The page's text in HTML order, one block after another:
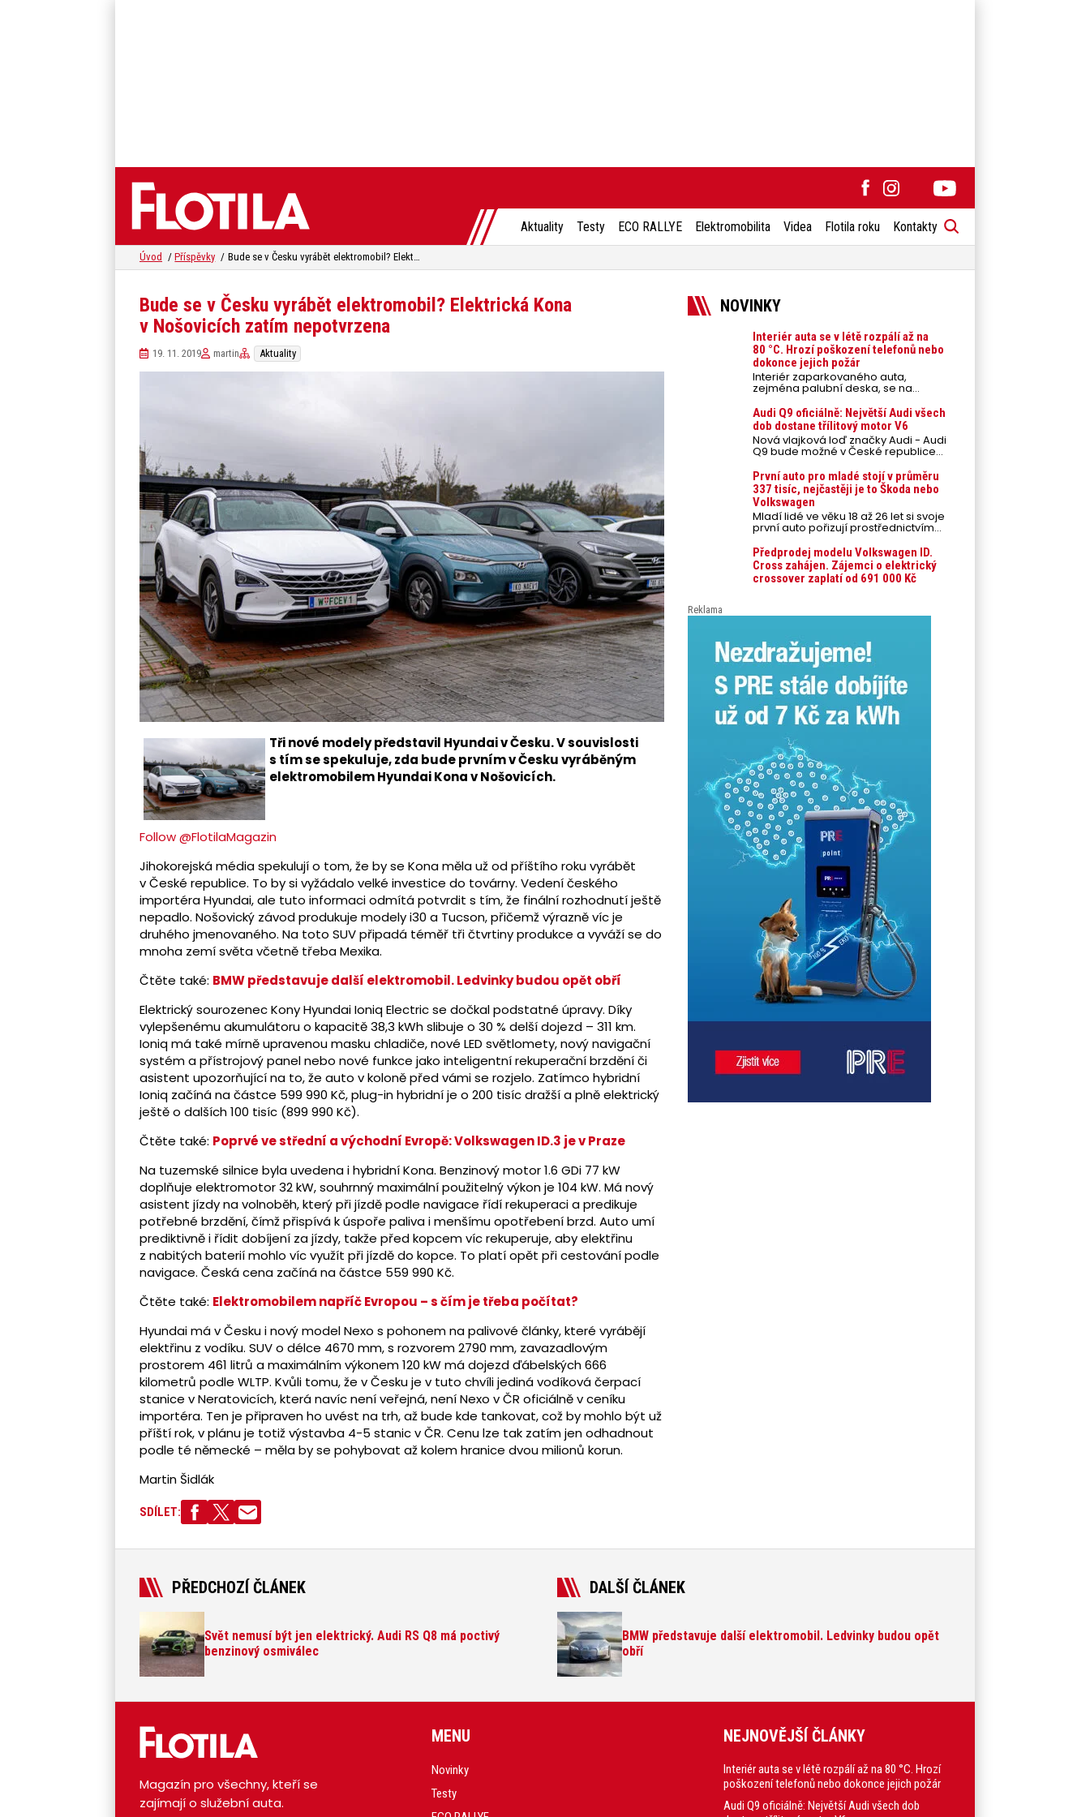
Aktuality Testy ECO RALLYE Elektromobilita Videa Flotila roku Kontakty
Úvod Příspěvky Bude se v Česku vyrábět elektromobil? Elektrická Kona v Nošovicích zatím nepotvrzena
Bude se v Česku vyrábět elektromobil? Elektrická Kona
v Nošovicích zatím nepotvrzena
19. 11. 2019 martin Aktuality
Tři nové modely představil Hyundai v Česku. V souvislosti
s tím se spekuluje, zda bude prvním v Česku vyráběným
elektromobilem Hyundai Kona v Nošovicích.
Follow @FlotilaMagazin
Jihokorejská média spekulují o tom, že by se Kona měla už od příštího roku vyrábět
v České republice. To by si vyžádalo velké investice do továrny. Vedení českého
importéra Hyundai, ale tuto informaci odmítá potvrdit s tím, že finální rozhodnutí ještě
nepadlo. Nošovický závod produkuje modely i30 a Tucson, přičemž výrazně víc je
druhého jmenovaného. Na toto SUV připadá téměř tři čtvrtiny produkce a vyváží se do
mnoha zemí světa včetně třeba Mexika.
Čtěte také: BMW představuje další elektromobil. Ledvinky budou opět obří
Elektrický sourozenec Kony Hyundai Ioniq Electric se dočkal podstatné úpravy. Díky
vylepšenému akumulátoru o kapacitě 38,3 kWh slibuje o 30 % delší dojezd – 311 km.
Ioniq má také mírně upravenou masku chladiče, nové LED světlomety, nový navigační
systém a přístrojový panel nebo nové funkce jako inteligentní rekuperační brzdění či
asistent upozorňující na to, že auto v koloně před vámi se rozjelo. Zatímco hybridní
Ioniq začíná na částce 599 990 Kč, plug-in hybridní je o 200 tisíc dražší a plně elektrický
ještě o dalších 100 tisíc (899 990 Kč).
Čtěte také: Poprvé ve střední a východní Evropě: Volkswagen ID.3 je v Praze
Na tuzemské silnice byla uvedena i hybridní Kona. Benzinový motor 1.6 GDi 77 kW
doplňuje elektromotor 32 kW, souhrnný maximální použitelný výkon je 104 kW. Má nový
asistent jízdy na volnoběh, který při jízdě podle navigace řídí rekuperaci a predikuje
potřebné brzdění, čímž přispívá k úspoře paliva i menšímu opotřebení brzd. Auto umí
prediktivně i řídit dobíjení za jízdy, takže před kopcem víc rekuperuje, aby elektřinu
z nabitých baterií mohlo víc využít při jízdě do kopce. To platí opět při cestování podle
navigace. Česká cena začíná na částce 559 990 Kč.
Čtěte také: Elektromobilem napříč Evropou – s čím je třeba počítat?
Hyundai má v Česku i nový model Nexo s pohonem na palivové články, které vyrábějí
elektřinu z vodíku. SUV o délce 4670 mm, s rozvorem 2790 mm, zavazadlovým
prostorem 461 litrů a maximálním výkonem 120 kW má dojezd ďábelských 666
kilometrů podle WLTP. Kvůli tomu, že v Česku je v tuto chvíli jediná vodíková čerpací
stanice v Neratovicích, která navíc není veřejná, není Nexo v ČR oficiálně v ceníku
importéra. Ten je připraven ho uvést na trh, až bude kde tankovat, což by mohlo být už
příští rok, v plánu je totiž výstavba 4-5 stanic v ČR. Cenu lze tak zatím jen odhadnout
podle té německé – měla by se pohybovat až kolem hranice dvou milionů korun.
Martin Šidlák
SDÍLET:
NOVINKY
Interiér auta se v létě rozpálí až na
80 °C. Hrozí poškození telefonů nebo
dokonce jejich požár
Interiér zaparkovaného auta,
zejména palubní deska, se na
přímém slunci může během letních
veder rozpálit až na 80 °C. Takové
teploty představují nebezpečí pro
odložené mobilní telefony,
powerbanky nebo notebooky. Můžou
urychlit stárnutí baterií, poškodit
případech i zvýšit riziko požáru.
Audi Q9 oficiálně: Největší Audi všech
dob dostane třílitový motor V6
Nová vlajková loď značky Audi - Audi
Q9 bude možné v České republice
objednávat od prvního srpnového
týdne 2026, kde budou oznámeny
také české ceny.
První auto pro mladé stojí v průměru
337 tisíc, nejčastěji je to Škoda nebo
Volkswagen
Mladí lidé ve věku 18 až 26 let si svoje
první auto pořizují prostřednictvím
úvěrového financování jako ojeté. Je
to tak u 93,3 % lidí, jen 6,7 % si pořídí
nové auto. Průměrná pořizovací
cena vozu dosahuje 337 tisíc korun a
průměrná financovaná částka
posledních 10 let (2016–2026).
Předprodej modelu Volkswagen ID.
Cross zahájen. Zájemci o elektrický
crossover zaplatí od 691 000 Kč
Reklama
PŘEDCHOZÍ ČLÁNEK
Svět nemusí být jen elektrický. Audi RS Q8 má poctivý
benzinový osmiválec
DALŠÍ ČLÁNEK
BMW představuje další elektromobil. Ledvinky budou opět
obří
Magazín pro všechny, kteří se
zajímají o služební auta.
MENU
Novinky
Testy
NEJNOVĚJŠÍ ČLÁNKY
Interiér auta se v létě rozpálí až na 80 °C. Hrozí
poškození telefonů nebo dokonce jejich požár
Audi Q9 oficiálně: Největší Audi všech dob